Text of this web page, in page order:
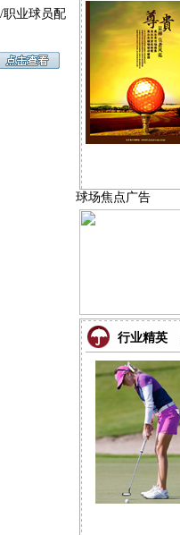
业球员配
球场焦点广告
行业精英